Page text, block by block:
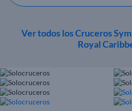
Ver todos los Cruceros
Royal